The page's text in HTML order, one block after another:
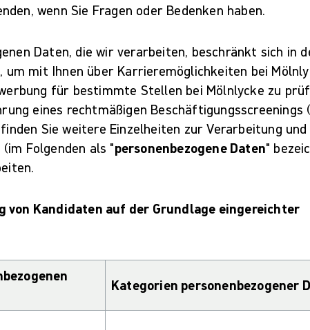
wenn Sie Fragen oder Bedenken haben.
Daten, die wir verarbeiten, beschränkt sich in
um mit Ihnen über Karrieremöglichkeiten bei
für bestimmte Stellen bei Mölnlycke zu
eines rechtmäßigen Beschäftigungsscreenings
Sie weitere Einzelheiten zur Verarbeitung und
Folgenden als "personenbezogene Daten"
von Kandidaten auf der Grundlage eingereichter
Kategorien personenbezogener